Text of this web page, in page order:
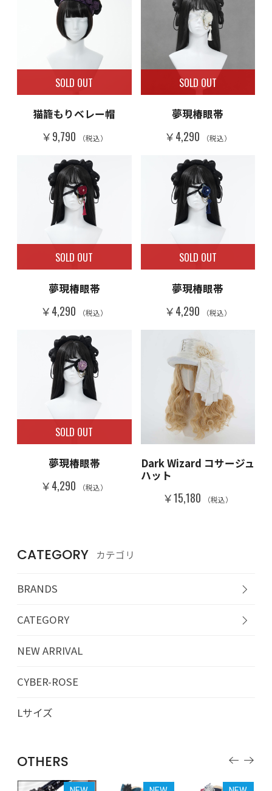
CATEGORY カテゴリ
BRANDS
CATEGORY
NEW ARRIVAL
CYBER-ROSE
Lサイズ
OTHERS
SOLD OUT
猫籠もりベレー帽
￥9,790 （税込）
SOLD OUT
夢現椿眼帯
￥4,290 （税込）
SOLD OUT
夢現椿眼帯
￥4,290 （税込）
SOLD OUT
夢現椿眼帯
￥4,290 （税込）
SOLD OUT
夢現椿眼帯
￥4,290 （税込）
Dark Wizard コサージュ
ハット
￥15,180 （税込）